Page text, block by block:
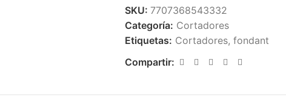
SKU: 7707368543332
Categoría: Cortadores
Etiquetas: Cortadores, fondant
Compartir: